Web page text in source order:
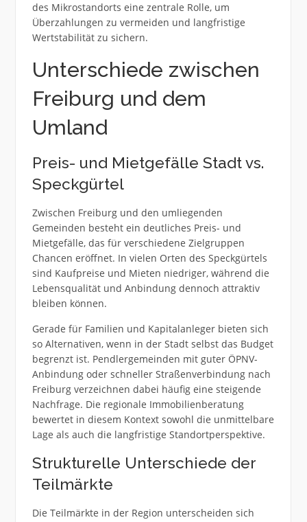
des Mikrostandorts eine zentrale Rolle, um
Überzahlungen zu vermeiden und langfristige
Wertstabilität zu sichern.
Unterschiede zwischen
Freiburg und dem
Umland
Preis- und Mietgefälle Stadt vs.
Speckgürtel
Zwischen Freiburg und den umliegenden
Gemeinden besteht ein deutliches Preis- und
Mietgefälle, das für verschiedene Zielgruppen
Chancen eröffnet. In vielen Orten des Speckgürtels
sind Kaufpreise und Mieten niedriger, während die
Lebensqualität und Anbindung dennoch attraktiv
bleiben können.
Gerade für Familien und Kapitalanleger bieten sich
so Alternativen, wenn in der Stadt selbst das Budget
begrenzt ist. Pendlergemeinden mit guter ÖPNV-
Anbindung oder schneller Straßenverbindung nach
Freiburg verzeichnen dabei häufig eine steigende
Nachfrage. Die regionale Immobilienberatung
bewertet in diesem Kontext sowohl die unmittelbare
Lage als auch die langfristige Standortperspektive.
Strukturelle Unterschiede der
Teilmärkte
Die Teilmärkte in der Region unterscheiden sich